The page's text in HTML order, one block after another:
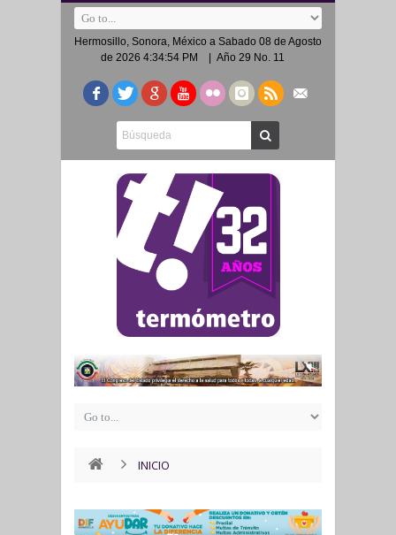
Hermosillo, Sonora, México a Sabado 08 de Agosto
de 2026 4:34:54 PM
| Año 29 No. 11
INICIO